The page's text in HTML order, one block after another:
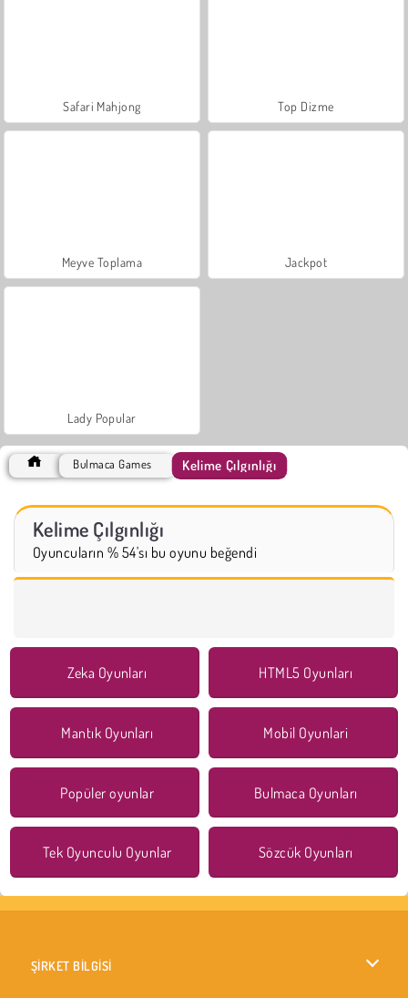
Safari Mahjong Top Dizme
Meyve Toplama Jackpot
Lady Popular
Bulmaca Games Kelime Çılgınlığı
Kelime Çılgınlığı
Oyuncuların % 54'sı bu oyunu beğendi
Zeka Oyunları HTML5 Oyunları
Mantık Oyunları Mobil Oyunlari
Popüler oyunlar Bulmaca Oyunları
Tek Oyunculu Oyunlar Sözcük Oyunları
ŞİRKET BİLGİSİ